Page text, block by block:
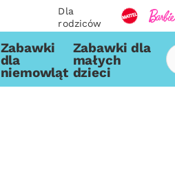
Dla
rodziców
Zabawki
dla
niemowląt
Zabawki dla
małych
dzieci